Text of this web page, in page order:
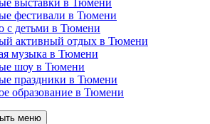
выставки в Тюмени
фестивали в Тюмени
с детьми в Тюмени
активный отдых в Тюмени
музыка в Тюмени
шоу в Тюмени
праздники в Тюмени
образование в Тюмени
меню